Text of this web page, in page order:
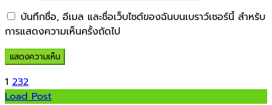
บันทึกชื่อ, อีเมล และชื่อเว็บไซต์ของฉันบนเบราว์เซอร์นี้ สำหรับ
การแสดงความเห็นครั้งถัดไป
1 232
Load Post